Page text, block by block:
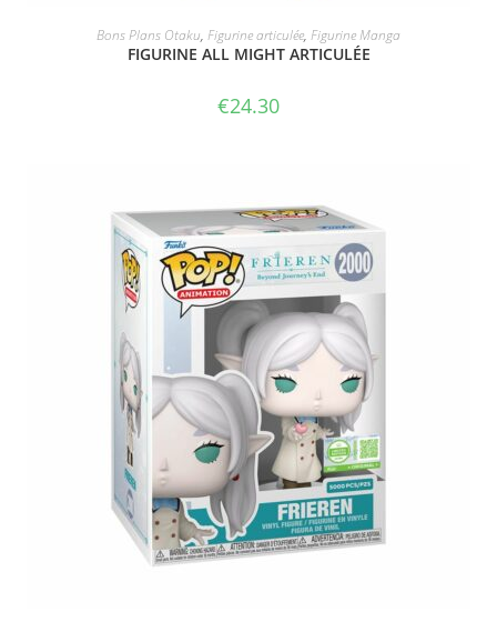
ACHETER LE PRODUIT
Bons Plans Otaku, Figurine articulée, Figurine Manga
FIGURINE ALL MIGHT ARTICULÉE
€24.30